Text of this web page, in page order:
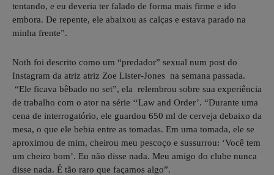
tentando, e eu deveria ter falado de forma mais firme e ido
embora. De repente, ele abaixou as calças e estava parado na
minha frente”.
Noth foi descrito como um “predador” sexual num post do
Instagram da atriz atriz Zoe Lister-Jones na semana passada.
“Ele ficava bêbado no set”, ela relembrou sobre sua experiência
de trabalho com o ator na série ‘‘Law and Order’. “Durante uma
cena de interrogatório, ele guardou 650 ml de cerveja debaixo da
mesa, o que ele bebia entre as tomadas. Em uma tomada, ele se
aproximou de mim, cheirou meu pescoço e sussurrou: ‘Você tem
um cheiro bom’. Eu não disse nada. Meu amigo do clube nunca
disse nada. É tão raro que façamos algo”.